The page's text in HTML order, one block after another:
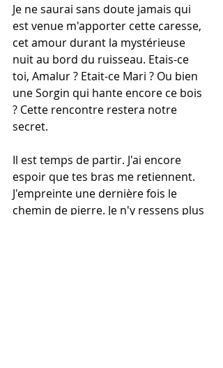
Je ne saurai sans doute jamais qui
est venue m'apporter cette caresse,
cet amour durant la mystérieuse
nuit au bord du ruisseau. Etais-ce
toi, Amalur ? Etait-ce Mari ? Ou bien
une Sorgin qui hante encore ce bois
? Cette rencontre restera notre
secret.
Il est temps de partir. J'ai encore
espoir que tes bras me retiennent.
J'empreinte une dernière fois le
chemin de pierre. Je n'y ressens plus